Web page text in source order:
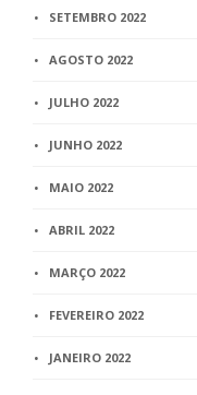
SETEMBRO 2022
AGOSTO 2022
JULHO 2022
JUNHO 2022
MAIO 2022
ABRIL 2022
MARÇO 2022
FEVEREIRO 2022
JANEIRO 2022